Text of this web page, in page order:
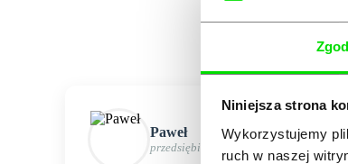
Niniejsza strona
Wykorzystujemy
ruch w naszej
Paweł
przedsiębiorca